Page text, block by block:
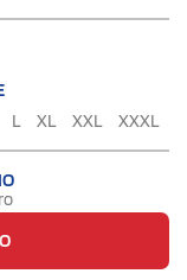
L XL XXL XXXL